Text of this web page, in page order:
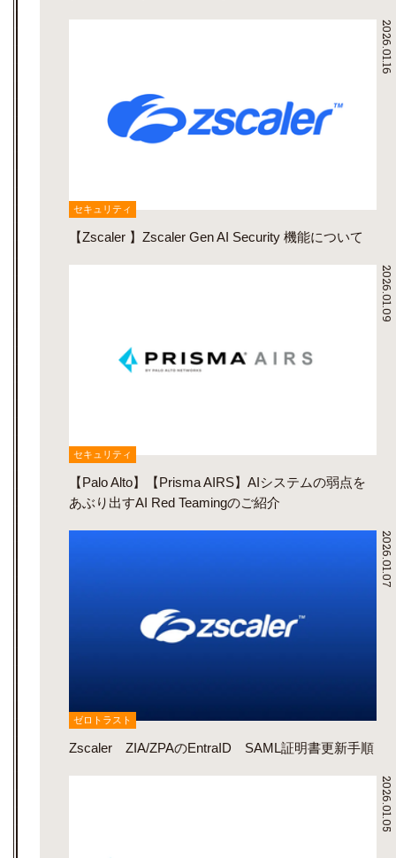
2026.01.16
セキュリティ
【Zscaler 】Zscaler Gen AI Security 機能について
2026.01.09
セキュリティ
【Palo Alto】【Prisma AIRS】AIシステムの弱点を
あぶり出すAI Red Teamingのご紹介
2026.01.07
ゼロトラスト
Zscaler ZIA/ZPAのEntraID SAML証明書更新手順
2026.01.05